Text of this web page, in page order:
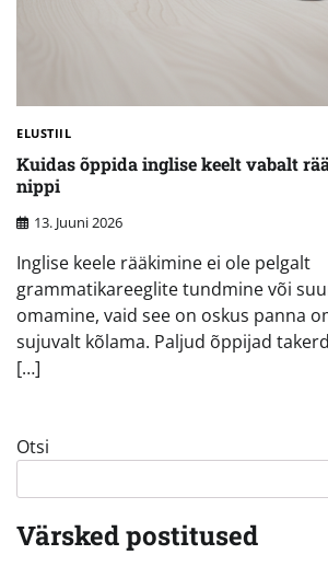
ELUSTIIL
Kuidas õppida inglise keelt vabalt
nippi
13. Juuni 2026
Inglise keele rääkimine ei ole pelgalt
grammatikareeglite tundmine või
omamine, vaid see on oskus panna
sujuvalt kõlama. Paljud õppijad
[…]
Otsi
Värsked postitused